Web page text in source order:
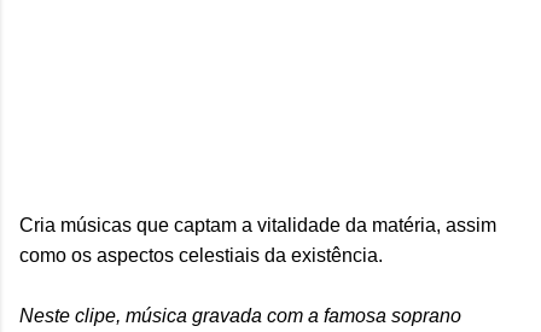
Cria músicas que captam a vitalidade da matéria, assim
como os aspectos celestiais da existência.
Neste clipe, música gravada com a famosa soprano